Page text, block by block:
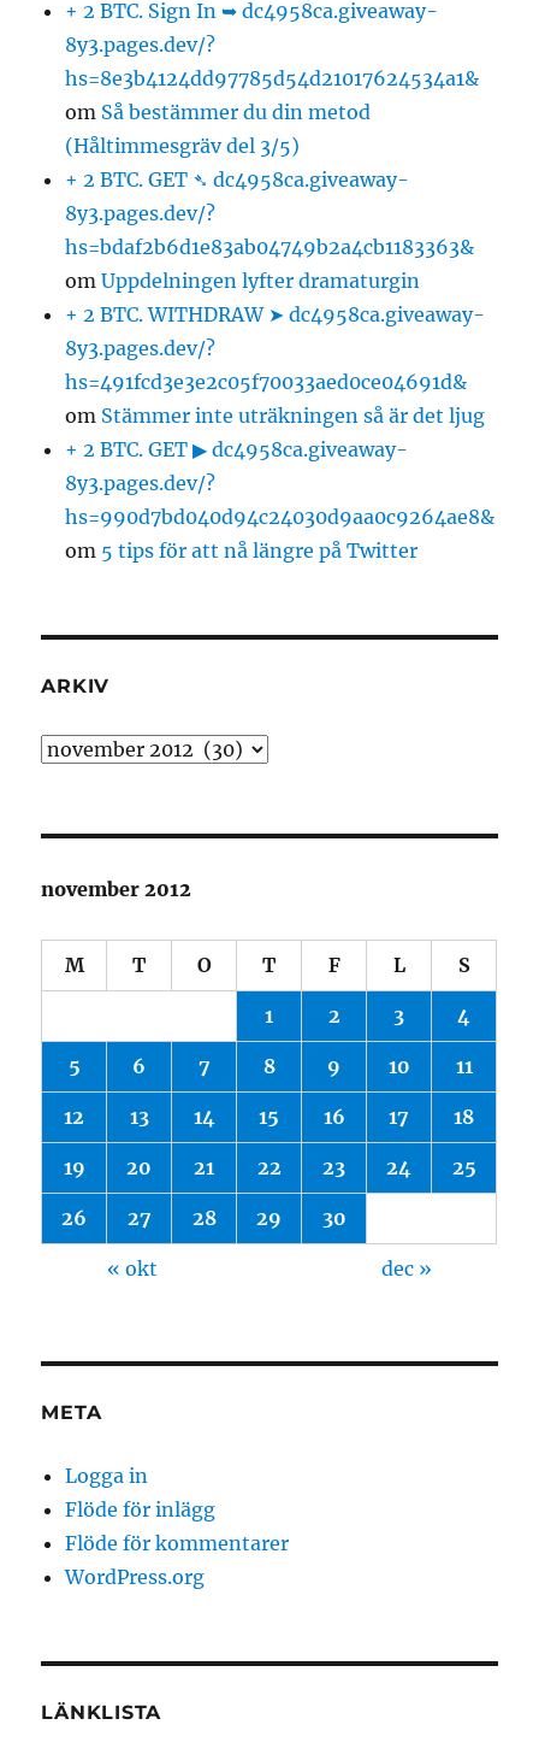
+ 2 BTC. Sign In ➥ dc4958ca.giveaway-
8y3.pages.dev/?
hs=8e3b4124dd97785d54d21017624534a1&
om Så bestämmer du din metod
(Håltimmesgräv del 3/5)
+ 2 BTC. GET ➴ dc4958ca.giveaway-
8y3.pages.dev/?
hs=bdaf2b6d1e83ab04749b2a4cb1183363&
omUppdelningen lyfter dramaturgin
+ 2 BTC. WITHDRAW ➤ dc4958ca.giveaway-
8y3.pages.dev/?
hs=491fcd3e3e2c05f70033aed0ce04691d&
om Stämmer inte uträkningen så är det ljug
+ 2 BTC. GET ▶ dc4958ca.giveaway-
8y3.pages.dev/?
hs=990d7bd040d94c24030d9aa0c9264ae8&
om 5 tips för att nå längre på Twitter
ARKIV
Arkiv
november 2012
M T O T F L S
1 2 3 4
5 6 7 8 9 10 11
12 13 14 15 16 17 18
19 20 21 22 23 24 25
26 27 28 29 30
« okt dec »
META
Logga in
Flöde för inlägg
Flöde för kommentarer
WordPress.org
LÄNKLISTA